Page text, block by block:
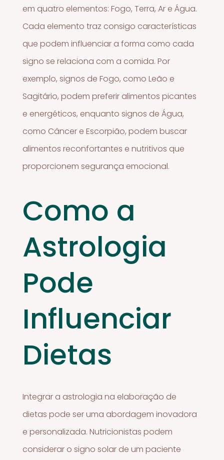
em quatro elementos: Fogo, Terra, Ar e Água.
Cada elemento traz consigo características
que podem influenciar a forma como cada
signo se relaciona com a comida. Por
exemplo, signos de Fogo, como Leão e
Sagitário, podem preferir alimentos picantes
e energéticos, enquanto signos de Água,
como Câncer e Escorpião, podem buscar
alimentos reconfortantes e nutritivos que
proporcionem segurança emocional.
Como a
Astrologia
Pode
Influenciar
Dietas
Integrar a astrologia na elaboração de
dietas pode ser uma abordagem inovadora
e personalizada. Nutricionistas podem
considerar o signo solar de um paciente